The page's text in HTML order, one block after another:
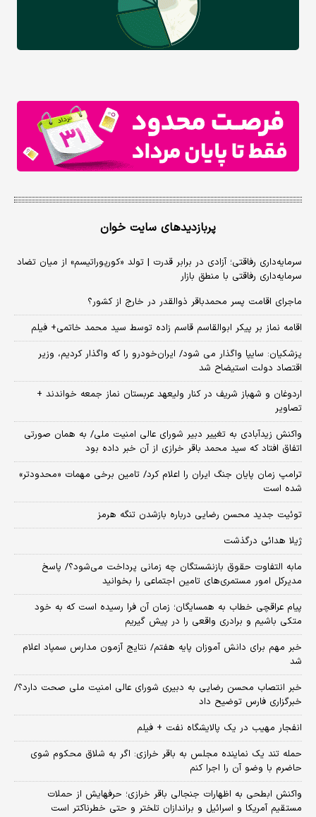
پربازدیدهای سایت خوان
سرمایه‌داری رفاقتی؛ آزادی در برابر قدرت | تولد «کورپوراتیسم» از میان تضاد
سرمایه‌داری رفاقتی با منطق بازار
ماجرای اقامت پسر محمدباقر ذوالقدر در خارج از کشور؟
اقامه نماز بر پیکر ابوالقاسم قاسم زاده توسط سید محمد خاتمی+ فیلم
پزشکیان: سایپا واگذار می شود/ ایران‌خودرو را که واگذار کردیم، وزیر
اقتصاد دولت استیضاح شد
اردوغان و شهباز شریف در کنار ولیعهد عربستان نماز جمعه خواندند +
تصاویر
واکنش زیدآبادی به تغییر دبیر شورای عالی امنیت ملی/ به همان صورتی
اتفاق افتاد که سید محمد باقر خرازی از آن خبر داده بود
ترامپ زمان پایان جنگ ایران را اعلام کرد/ تامین برخی مهمات «محدودتر»
شده است
توئیت جدید محسن رضایی درباره بازشدن تنگه هرمز
ژیلا هدائی درگذشت
مابه التفاوت حقوق بازنشستگان چه زمانی پرداخت می‌شود؟/ پاسخ
مدیرکل امور مستمری‌های تامین اجتماعی را بخوانید
پیام عراقچی خطاب به همسایگان؛ زمان آن فرا رسیده است که به خود
متکی باشیم و برادری واقعی را در پیش گیریم
خبر مهم برای دانش آموزان پایه هفتم/ نتایج آزمون مدارس سمپاد اعلام
شد
خبر انتصاب محسن رضایی به دبیری شورای عالی امنیت ملی صحت دارد؟/
خبرگزاری فارس توضیح داد
انفجار مهیب در یک پالایشگاه نفت + فیلم
حمله تند یک نماینده مجلس به باقر خرازی: اگر به شلاق محکوم شوی
حاضرم با وضو آن را اجرا کنم
واکنش ابطحی به اظهارات جنجالی باقر خرازی؛ حرفهایش از حملات
مستقیم آمریکا و اسرائیل و براندازان تلختر و حتی خطرناکتر است